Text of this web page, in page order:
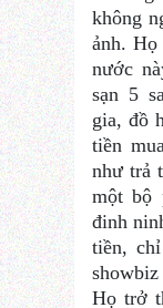
không
ảnh.
nước
sạn 5
gia, đồ
tiền
như trả
một bộ
đinh
tiền,
Họ trở